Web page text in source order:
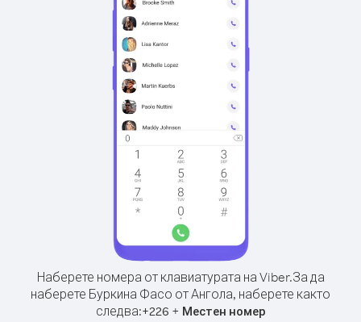
Наберете номера от клавиатурата на Viber.За да
наберете Буркина Фасо от Ангола, наберете както
следва:+226 + Местен номер